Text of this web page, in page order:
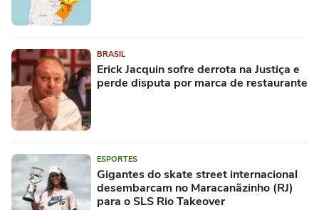
BRASIL
Erick Jacquin sofre derrota na Justiça e
perde disputa por marca de restaurante
ESPORTES
Gigantes do skate street internacional
desembarcam no Maracanãzinho (RJ)
para o SLS Rio Takeover